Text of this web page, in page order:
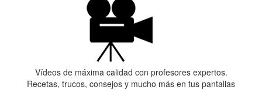
Vídeos de máxima calidad con profesores expertos.
Recetas, trucos, consejos y mucho más en tus pantallas